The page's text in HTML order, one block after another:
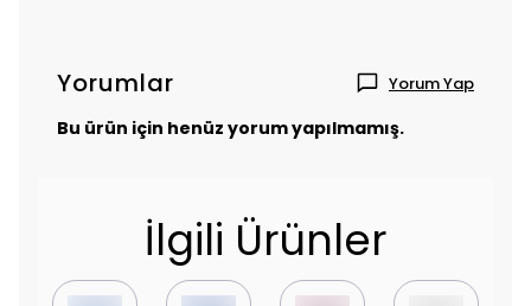
Yorumlar Yorum Yap
Bu ürün için henüz yorum yapılmamış.
İlgili Ürünler